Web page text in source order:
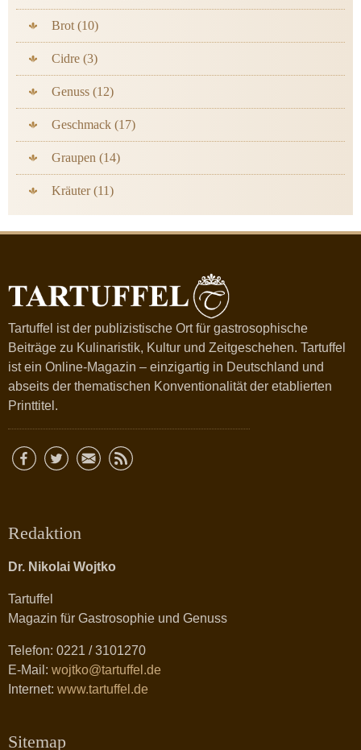
Brot (10)
Cidre (3)
Genuss (12)
Geschmack (17)
Graupen (14)
Kräuter (11)
Tartuffel ist der publizistische Ort für gastrosophische
Beiträge zu Kulinaristik, Kultur und Zeitgeschehen. Tartuffel
ist ein Online-Magazin – einzigartig in Deutschland und
abseits der thematischen Konventionalität der etablierten
Printtitel.
Redaktion
Dr. Nikolai Wojtko
Tartuffel
Magazin für Gastrosophie und Genuss
Telefon: 0221 / 3101270
E-Mail: wojtko@tartuffel.de
Internet: www.tartuffel.de
Sitemap